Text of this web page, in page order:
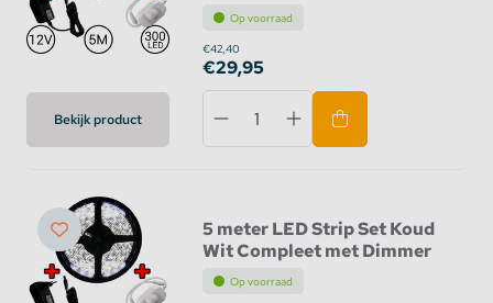
Bekijk product
Op voorraad
€42,40
€29,95
5 meter LED Strip Set Koud
Wit Compleet met Dimmer
Op voorraad